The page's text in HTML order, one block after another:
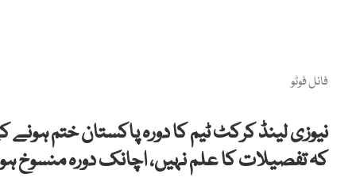
فائل فوٹو
نیوزی لینڈ کرکٹ ٹیم کا دورہ پاکستان ختم
کہ تفصیلات کا علم نہیں، اچانک دورہ منسوخ